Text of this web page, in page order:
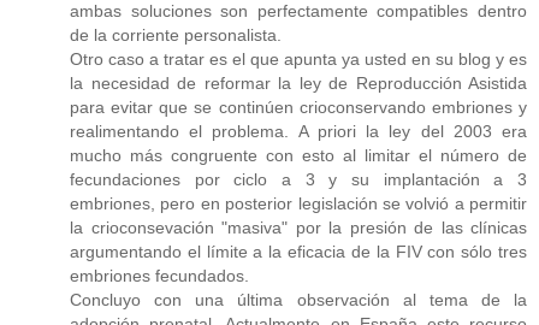
ambas soluciones son perfectamente compatibles dentro
de la corriente personalista.
Otro caso a tratar es el que apunta ya usted en su blog y es
la necesidad de reformar la ley de Reproducción Asistida
para evitar que se continúen crioconservando embriones y
realimentando el problema. A priori la ley del 2003 era
mucho más congruente con esto al limitar el número de
fecundaciones por ciclo a 3 y su implantación a 3
embriones, pero en posterior legislación se volvió a permitir
la crioconsevación "masiva" por la presión de las clínicas
argumentando el límite a la eficacia de la FIV con sólo tres
embriones fecundados.
Concluyo con una última observación al tema de la